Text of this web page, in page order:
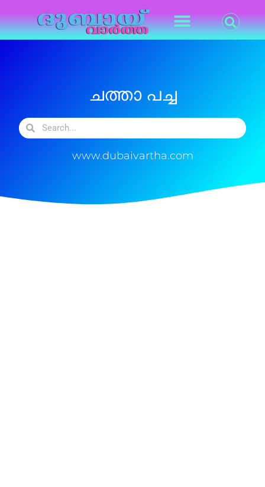
ചത്താ പച്ച
www.dubaivartha.com